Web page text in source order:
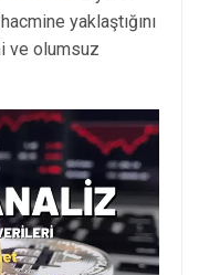
yaklaştığını
ve olumsuz